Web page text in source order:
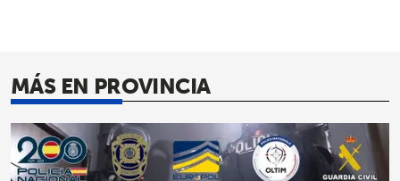
MÁS EN PROVINCIA